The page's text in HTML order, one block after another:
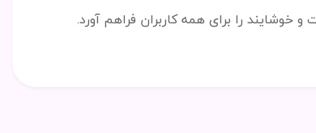
خوشایند را برای همه کاربران فراهم آورد.